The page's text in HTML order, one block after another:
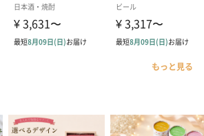
もっと見る